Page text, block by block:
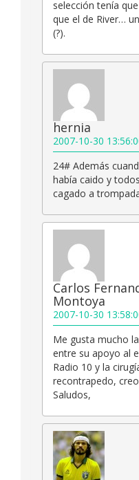
selección tenía
que el de River…
(?).
hernia
2007-10-30
24# Además
había caido y
cagado a
Carlos
Montoya
2007-10-30
Me gusta mucho
entre su apoyo al
Radio 10 y la
recontrapedo,
Saludos,